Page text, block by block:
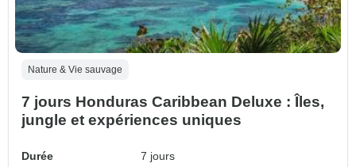
Nature & Vie sauvage
7 jours Honduras Caribbean Deluxe : Îles,
jungle et expériences uniques
Durée
7 jours